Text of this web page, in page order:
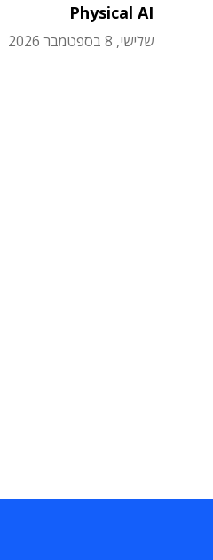
Physical AI
שלישי, 8 בספטמבר 2026